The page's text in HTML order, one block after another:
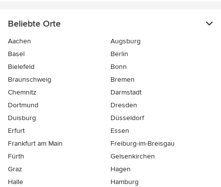
Beliebte Orte
Aachen
Augsburg
Basel
Berlin
Bielefeld
Bonn
Braunschweig
Bremen
Chemnitz
Darmstadt
Dortmund
Dresden
Duisburg
Düsseldorf
Erfurt
Essen
Frankfurt am Main
Freiburg-im-Breisgau
Fürth
Gelsenkirchen
Graz
Hagen
Halle
Hamburg